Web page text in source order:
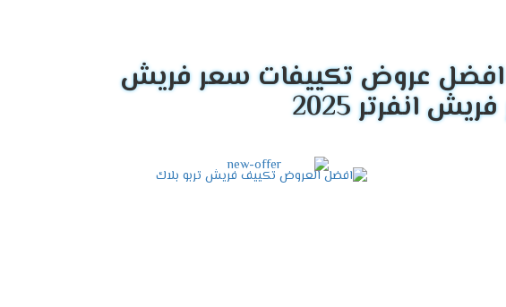
افضل عروض تكييفات سعر فريش